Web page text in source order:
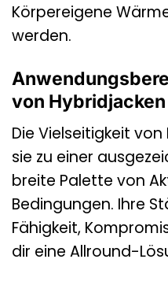
Körpereigene
werden.
von Hybridjacken
Die Vielseitigkeit
sie zu einer
breite Palette von
Bedingungen. Ihre
Fähigkeit,
dir eine Allround-